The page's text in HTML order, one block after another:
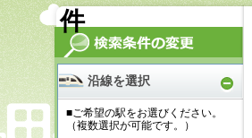
沿線を選択
■ご希望の駅をお選びください。
（複数選択が可能です。）
件